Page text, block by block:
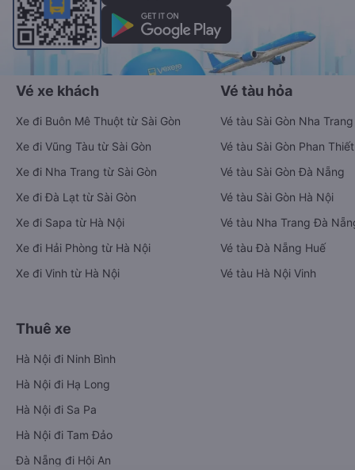
Vé xe khách
Xe đi Buôn Mê Thuột từ Sài Gòn
Xe đi Vũng Tàu từ Sài Gòn
Xe đi Nha Trang từ Sài Gòn
Xe đi Đà Lạt từ Sài Gòn
Xe đi Sapa từ Hà Nội
Xe đi Hải Phòng từ Hà Nội
Xe đi Vinh từ Hà Nội
Vé tàu hỏa
Vé tàu Sài Gòn Nha Trang
Vé tàu Sài Gòn Phan Thiết
Vé tàu Sài Gòn Đà Nẵng
Vé tàu Sài Gòn Hà Nội
Vé tàu Nha Trang Đà
Vé tàu Đà Nẵng Huế
Vé tàu Hà Nội Vinh
Thuê xe
Hà Nội đi Ninh Bình
Hà Nội đi Hạ Long
Hà Nội đi Sa Pa
Hà Nội đi Tam Đảo
Đà Nẵng đi Hội An